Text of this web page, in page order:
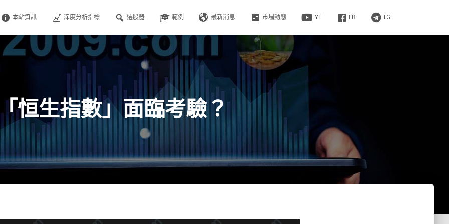
本站資訊 深度分析指標 選股器 範例 最新消息 市場動態 YT FB TG
恒生指數」面臨考驗？